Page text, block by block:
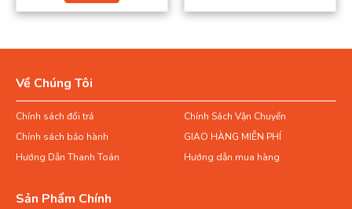
Về Chúng Tôi
Chính sách đổi trả
Chính Sách Vận Chuyển
Chính sách bảo hành
GIAO HÀNG MIỄN PHÍ
Hướng Dẫn Thanh Toán
Hướng dẫn mua hàng
Sản Phẩm Chính